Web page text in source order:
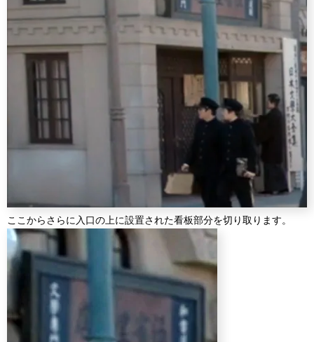
ここからさらに入口の上に設置された看板部分を切り取ります。